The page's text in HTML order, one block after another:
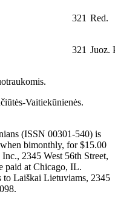
321 Red.
321 Juoz.
Vaitiekūnienės.
(ISSN 00301-540) is
bimonthly, for $15.00
2345 West 56th Street,
paid at Chicago, IL.
to Laiškai Lietuviams, 2345